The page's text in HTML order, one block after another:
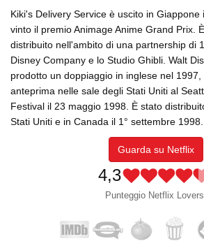
Kiki's Delivery Service è uscito in Giappone
vinto il premio Animage Anime Grand Prix.
distribuito nell'ambito di una partnership di
Disney Company e lo Studio Ghibli. Walt
prodotto un doppiaggio in inglese nel 1997,
anteprima nelle sale degli Stati Uniti al
Festival il 23 maggio 1998. È stato
Stati Uniti e in Canada il 1° settembre 1998.
Guarda su Netflix
4,3
Punteggio Netflix Lovers